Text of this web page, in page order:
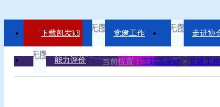
下载凯发k8 党建工作 走进协
能力评价 当前位置： 下载凯发k8 > 党建工作